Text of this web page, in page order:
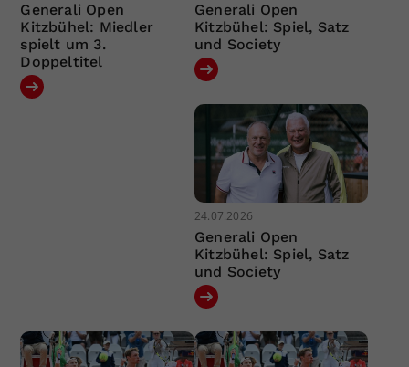
Generali Open
Kitzbühel: Miedler
spielt um 3.
Doppeltitel
Generali Open
Kitzbühel: Spiel, Satz
und Society
24.07.2026
Generali Open
Kitzbühel: Spiel, Satz
und Society